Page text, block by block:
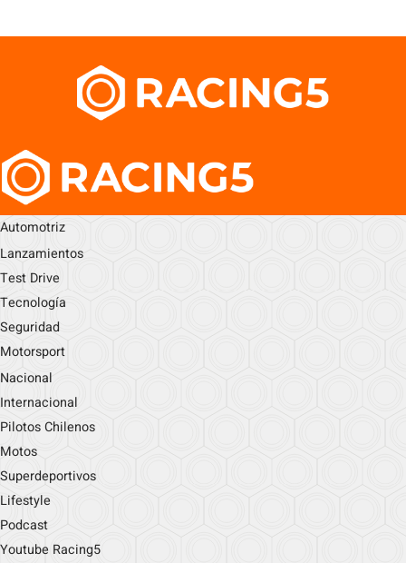
Automotriz
Lanzamientos
Test Drive
Tecnología
Seguridad
Motorsport
Nacional
Internacional
Pilotos Chilenos
Motos
Superdeportivos
Lifestyle
Podcast
Youtube Racing5